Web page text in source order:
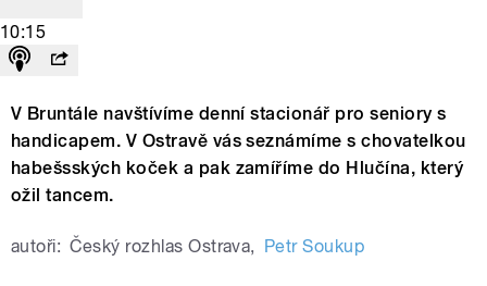
10:15
V Bruntále navštívíme denní stacionář pro seniory s
handicapem. V Ostravě vás seznámíme s chovatelkou
habešsských koček a pak zamíříme do Hlučína, který
ožil tancem.
autoři: Český rozhlas Ostrava, Petr Soukup